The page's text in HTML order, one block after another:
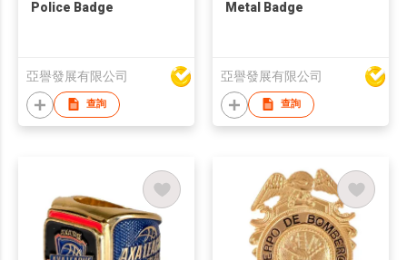
Police Badge
亞譽發展有限公司
查詢
Metal Badge
亞譽發展有限公司
查詢